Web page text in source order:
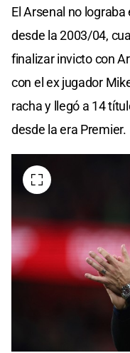
El Arsenal no
desde la 2003/04,
finalizar invicto con
con el ex jugador
racha y llegó a 14
desde la era Premier.